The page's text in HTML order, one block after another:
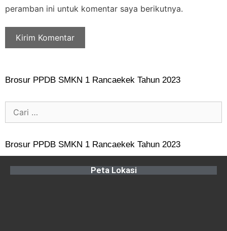
peramban ini untuk komentar saya berikutnya.
Brosur PPDB SMKN 1 Rancaekek Tahun 2023
Brosur PPDB SMKN 1 Rancaekek Tahun 2023
Peta Lokasi